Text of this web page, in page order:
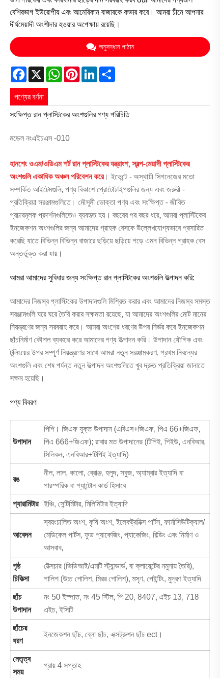
বেশিরভাগ ইউরোপীয় এবং আমেরিকান বাজারকে কভার করে। আমরা চীনে আপনার
দীর্ঘমেয়াদী অংশীদার হওয়ার অপেক্ষায় রয়েছি।
অনুসন্ধান পাঠান
Facebook
X WhatsApp
PinterestLinkedIn
পণ্যের বর্ণনা
সংক্ষিপ্ত রান প্লাস্টিকের অংশগুলির পণ্য পরিচিতি
মডেল নংএইচএস -010
হানশেং ওএম/ওডিএম শর্ট রান প্লাস্টিকের যন্ত্রাংশ, স্বল্প-মেয়াদী প্লাস্টিকের
অংশগুলি একাধিক অঞ্চল পরিবেশন করে। ইভেন্টে - অস্থায়ী সিগনেজের মতো
সম্পর্কিত আইটেমগুলি, পণ্য বিকাশে প্রোটোটাইপগুলির জন্য এবং জরুরী -
প্রতিক্রিয়া সরঞ্জামগুলিতে। মৌসুমী ভোক্তা পণ্য এবং সংক্ষিপ্ত - জীবিত
প্রচারমূলক প্রদর্শনগুলিতেও ব্যবহৃত হয়। বছরের পর বছর ধরে, আমরা প্লাস্টিকের
ইনজেকশন অংশগুলির জন্য আমাদের গ্রাহক বেসকে উল্লেখযোগ্যভাবে প্রসারিত
করেছি যাতে বিভিন্ন বিভিন্ন বাজারে ছড়িয়ে ছড়িয়ে পড়ে এমন বিভিন্ন গ্রাহক বেস
অন্তর্ভুক্ত করা যায়।
আমরা আমাদের সুবিধার জন্য সংক্ষিপ্ত রান প্লাস্টিকের অংশগুলি উত্পাদন করি:
আমাদের নিজস্ব প্লাস্টিকের উপাদানগুলি মিশ্রিত করার এবং আমাদের নিজস্ব সমস্ত
সরঞ্জামগুলি ঘরে ঘরে তৈরি করার সক্ষমতা রয়েছে, যা আমাদের অংশগুলির মোট মানের
নিয়ন্ত্রণের জন্য সরবরাহ করে। আমরা অংশের ধরণের উপর নির্ভর করে ইনজেকশন
ছাঁচনির্মাণ কৌশল ব্যবহার করে আমাদের পণ্য উত্পাদন করি। উপাদান যৌগিক এবং
টুলিংয়ের উপর সম্পূর্ণ নিয়ন্ত্রণের সাথে আমরা নতুন সরঞ্জামকরণ, প্রথম নিবন্ধের
অংশগুলি এবং শেষ পর্যন্ত নতুন উত্পাদন অংশগুলিতে খুব দ্রুত প্রতিক্রিয়া জানাতে
সক্ষম হয়েছি।
পণ্য বিবরণ
উপাদান
পিপি। জিএফ যুক্ত উপাদান (এবিএস+জিএফ, পিএ 66+জিএফ,
পিএ 666+জিএফ); রাবার মত উপাদানের (টিপিই, পিইউ, এনবিআর,
সিলিকন, এনবিআর+টিপিই ইত্যাদি)
রঙ
নীল, লাল, কালো, ব্রোঞ্জ, হলুদ, সবুজ, অ্যাম্বার ইত্যাদি বা
পারস্পরিক বা প্যান্টোন কার্ড হিসাবে
প্যারামিটার ইঞ্চি, সেন্টিমিটার, মিলিমিটার ইত্যাদি
আবেদন
স্বয়ংচালিত অংশ, কৃষি অংশ, ইলেকট্রনিক্স পার্টস, ফার্মাসিউটিক্যাল/
মেডিকেল পার্টস, ফুড প্যাকেজিং, প্যাকেজিং, বিল্ডিং এবং নির্মাণ ও
আসবাব,
পৃষ্ঠ
চিকিত্সা
টেক্সচার (ভিডিআই/এমটি স্ট্যান্ডার্ড, বা ক্লায়েন্টের নমুনায় তৈরি),
পালিশ (উচ্চ পোলিশ, মিরর পোলিশ), মসৃণ, পেইন্টিং, মুদ্রণ ইত্যাদি
ছাঁচ
উপাদান
নং 50 ইস্পাত, নং 45 স্টিল, পি 20, 8407, এইচ 13, 718
এইচ, ইসিটি
ছাঁচের
ধরণ
ইনজেকশন ছাঁচ, ব্লো ছাঁচ, এক্সট্রুশন ছাঁচ ect।
নেতৃত্ব
সময়
প্রায় 4 সপ্তাহ